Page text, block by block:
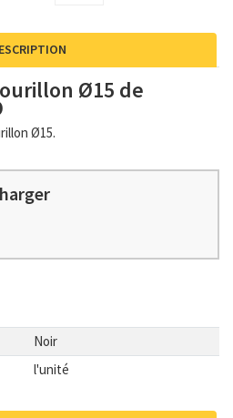
Ø15 de
Ø15.
Noir
l'unité